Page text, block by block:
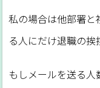
私の場合は他部署
る人にだけ退職の挨
もしメールを送る